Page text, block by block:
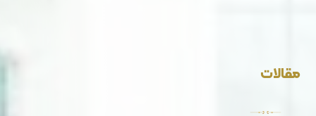
مقالات